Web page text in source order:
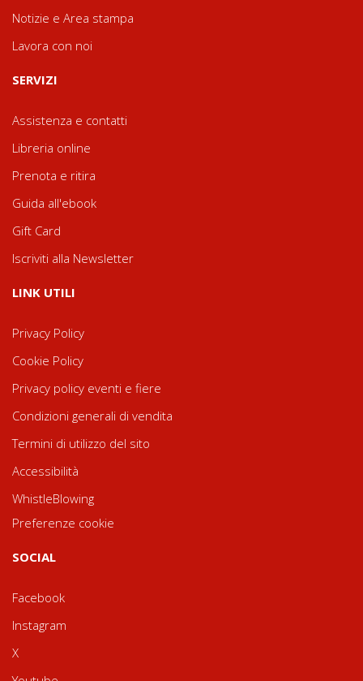
Notizie e Area stampa
Lavora con noi
SERVIZI
Assistenza e contatti
Libreria online
Prenota e ritira
Guida all'ebook
Gift Card
Iscriviti alla Newsletter
LINK UTILI
Privacy Policy
Cookie Policy
Privacy policy eventi e fiere
Condizioni generali di vendita
Termini di utilizzo del sito
Accessibilità
WhistleBlowing
Preferenze cookie
SOCIAL
Facebook
Instagram
X